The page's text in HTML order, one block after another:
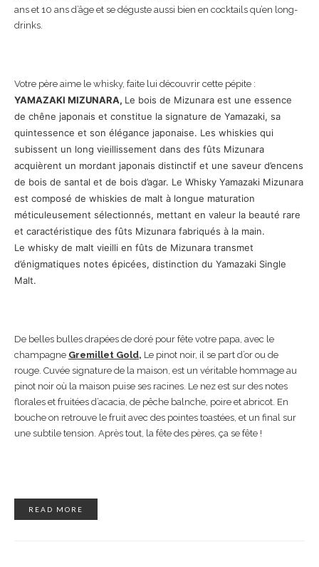
ans et 10 ans d’âge et se déguste aussi bien en cocktails qu’en long-
drinks.
YAMAZAKI MIZUNARA, Le bois de Mizunara est une essence
de chêne japonais et constitue la signature de Yamazaki, sa
quintessence et son élégance japonaise. Les whiskies qui
subissent un long vieillissement dans des fûts Mizunara
acquièrent un mordant japonais distinctif et une saveur d’encens
de bois de santal et de bois d’agar. Le Whisky Yamazaki Mizunara
est composé de whiskies de malt à longue maturation
méticuleusement sélectionnés, mettant en valeur la beauté rare
et caractéristique des fûts Mizunara fabriqués à la main.
Le whisky de malt vieilli en fûts de Mizunara transmet
d’énigmatiques notes épicées, distinction du Yamazaki Single
Malt.
De belles bulles drapées de doré pour fête votre papa, avec le
champagne Gremillet Gold, Le pinot noir, il se part d’or ou de
rouge. Cuvée signature de la maison, est un véritable hommage au
pinot noir où la maison puise ses racines. Le nez est sur des notes
florales et fruitées d’acacia, de pêche balnche, poire et abricot. En
bouche on retrouve le fruit avec des pointes toastées, et un final sur
une subtile tension. Après tout, la fête des pères, ça se fête !
READ MORE